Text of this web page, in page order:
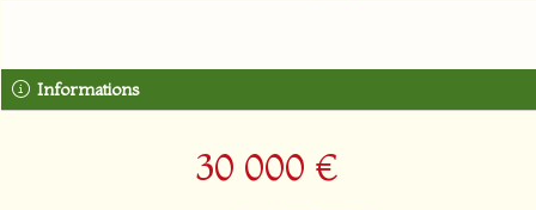
Informations
30 000 €